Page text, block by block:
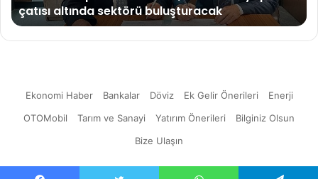
buluşturacak
çatısı altında sektörü buluşturacak
Ekonomi Haber Bankalar Döviz Ek Gelir Önerileri
Enerji
OTOMobil
Tarım ve Sanayi Yatırım Önerileri
Bilginiz Olsun
Bize Ulaşın